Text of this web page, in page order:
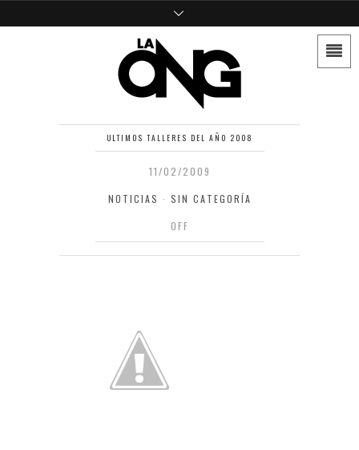
ULTIMOS TALLERES DEL AÑO 2008
11/02/2009
NOTICIAS · SIN CATEGORÍA
OFF